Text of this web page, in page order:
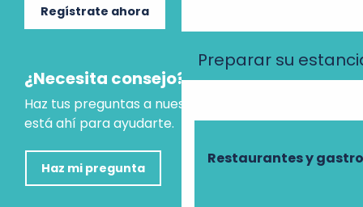
Preparar su
Restaurantes y
Regístrate ahora
¿Necesita consejo?
Haz tus preguntas a nuestro asistente virtual, que
está ahí para ayudarte.
Haz mi pregunta